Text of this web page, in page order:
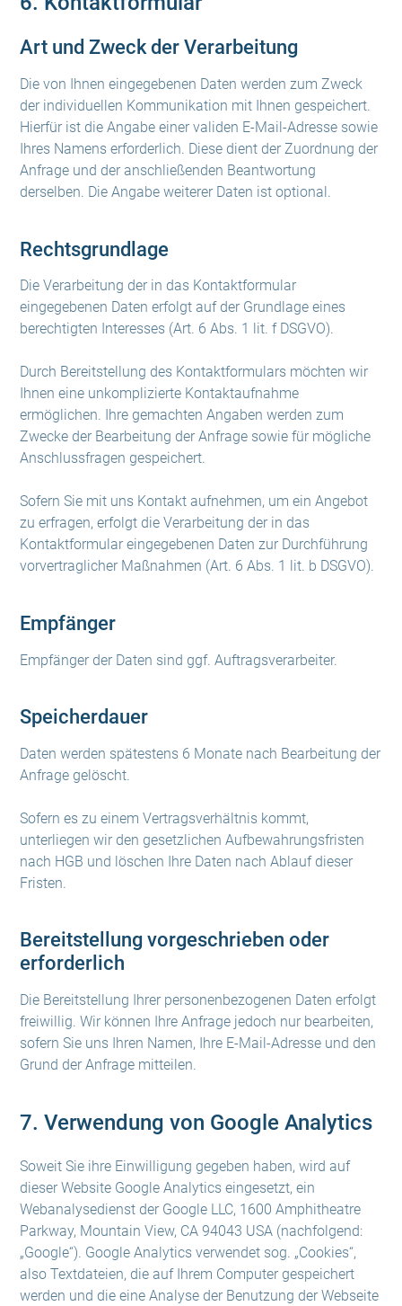
Art und Zweck der Verarbeitung
Die von Ihnen eingegebenen Daten werden zum Zweck
der individuellen Kommunikation mit Ihnen gespeichert.
Hierfür ist die Angabe einer validen E-Mail-Adresse sowie
Ihres Namens erforderlich. Diese dient der Zuordnung der
Anfrage und der anschließenden Beantwortung
derselben. Die Angabe weiterer Daten ist optional.
Rechtsgrundlage
Die Verarbeitung der in das Kontaktformular
eingegebenen Daten erfolgt auf der Grundlage eines
berechtigten Interesses (Art. 6 Abs. 1 lit. f DSGVO).
Durch Bereitstellung des Kontaktformulars möchten wir
Ihnen eine unkomplizierte Kontaktaufnahme
ermöglichen. Ihre gemachten Angaben werden zum
Zwecke der Bearbeitung der Anfrage sowie für mögliche
Anschlussfragen gespeichert.
Sofern Sie mit uns Kontakt aufnehmen, um ein Angebot
zu erfragen, erfolgt die Verarbeitung der in das
Kontaktformular eingegebenen Daten zur Durchführung
vorvertraglicher Maßnahmen (Art. 6 Abs. 1 lit. b DSGVO).
Empfänger
Empfänger der Daten sind ggf. Auftragsverarbeiter.
Speicherdauer
Daten werden spätestens 6 Monate nach Bearbeitung der
Anfrage gelöscht.
Sofern es zu einem Vertragsverhältnis kommt,
unterliegen wir den gesetzlichen Aufbewahrungsfristen
nach HGB und löschen Ihre Daten nach Ablauf dieser
Fristen.
Bereitstellung vorgeschrieben oder
erforderlich
Die Bereitstellung Ihrer personenbezogenen Daten erfolgt
freiwillig. Wir können Ihre Anfrage jedoch nur bearbeiten,
sofern Sie uns Ihren Namen, Ihre E-Mail-Adresse und den
Grund der Anfrage mitteilen.
7. Verwendung von Google Analytics
Soweit Sie ihre Einwilligung gegeben haben, wird auf
dieser Website Google Analytics eingesetzt, ein
Webanalysedienst der Google LLC, 1600 Amphitheatre
Parkway, Mountain View, CA 94043 USA (nachfolgend:
„Google“). Google Analytics verwendet sog. „Cookies“,
also Textdateien, die auf Ihrem Computer gespeichert
werden und die eine Analyse der Benutzung der Webseite